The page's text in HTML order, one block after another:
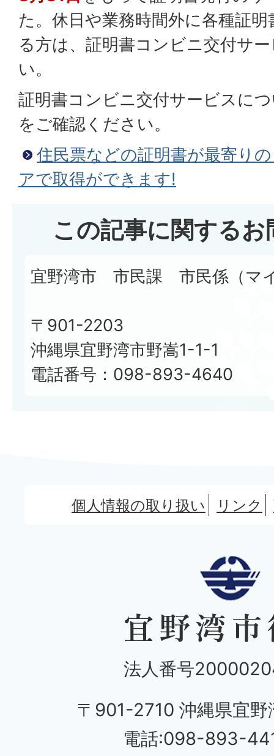
た。休日や業務時間外に各種証
る方は、証明書コンビニ交付サ
い。
証明書コンビニ交付サービスに
をご確認ください。
住民票などの証明書が最寄り
アで取得ができます!
この記事に関する
宜野湾市 市民課 市民係（マ
〒901-2203
沖縄県宜野湾市野嵩1-1-1
電話番号：098-893-4640
個人情報の取り扱い リンク
法人番号
〒901-2710 沖縄県宜野
電話:098-893-